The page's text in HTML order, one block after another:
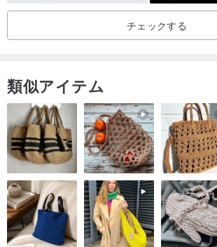
—手首周りの測り方—
—追加購入—リボンラッピング
チェックする
類似アイテム